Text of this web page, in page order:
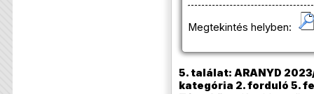
Megtekintés helyben:
5. találat: ARANYD
kategória 2. forduló 5.